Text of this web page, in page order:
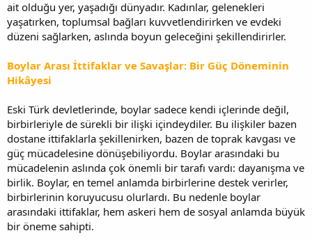
ait olduğu yer, yaşadığı dünyadır. Kadınlar, gelenekleri
yaşatırken, toplumsal bağları kuvvetlendirirken ve evdeki
düzeni sağlarken, aslında boyun geleceğini şekillendirirler.
Boylar Arası İttifaklar ve Savaşlar: Bir Güç Döneminin
Hikâyesi
Eski Türk devletlerinde, boylar sadece kendi içlerinde değil,
birbirleriyle de sürekli bir ilişki içindeydiler. Bu ilişkiler bazen
dostane ittifaklarla şekillenirken, bazen de toprak kavgası ve
güç mücadelesine dönüşebiliyordu. Boylar arasındaki bu
mücadelenin aslında çok önemli bir tarafı vardı: dayanışma ve
birlik. Boylar, en temel anlamda birbirlerine destek verirler,
birbirlerinin koruyucusu olurlardı. Bu nedenle boylar
arasındaki ittifaklar, hem askeri hem de sosyal anlamda büyük
bir öneme sahipti.